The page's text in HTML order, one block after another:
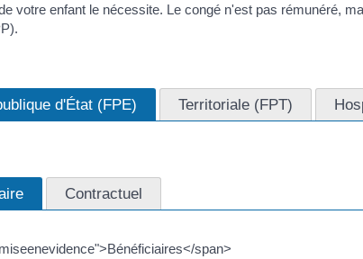
votre enfant le nécessite. Le congé n'est pas rémunéré,
d'État (FPE) Territoriale (FPT)
Contractuel
span>